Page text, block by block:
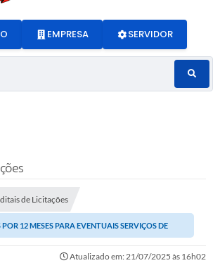
EMPRESA SERVIDOR
de Licitações
POR 12 MESES PARA EVENTUAIS SERVIÇOS DE
PREVENTIVA E CORRETIVA EM...
Atualizado em: 21/07/2025 às 16h02